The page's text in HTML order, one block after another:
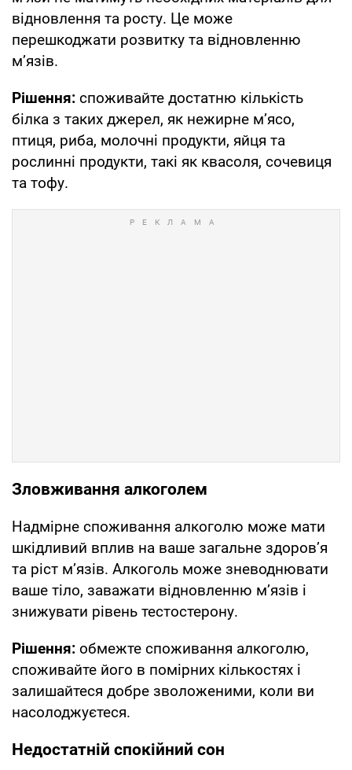
відновлення та росту. Це може
перешкоджати розвитку та відновленню
м’язів.
Рішення: споживайте достатню кількість
білка з таких джерел, як нежирне м’ясо,
птиця, риба, молочні продукти, яйця та
рослинні продукти, такі як квасоля, сочевиця
та тофу.
Зловживання алкоголем
Надмірне споживання алкоголю може мати
шкідливий вплив на ваше загальне здоров’я
та ріст м’язів. Алкоголь може зневоднювати
ваше тіло, заважати відновленню м’язів і
знижувати рівень тестостерону.
Рішення: обмежте споживання алкоголю,
споживайте його в помірних кількостях і
залишайтеся добре зволоженими, коли ви
насолоджуєтеся.
Недостатній спокійний сон